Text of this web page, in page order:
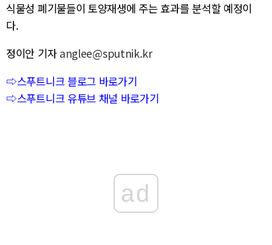
식물성 폐기물들이 토양재생에 주는 효과를 분석할 예정이
다.
정이안 기자 anglee@sputnik.kr
⇨스푸트니크 블로그 바로가기
⇨스푸트니크 유튜브 채널 바로가기
ad